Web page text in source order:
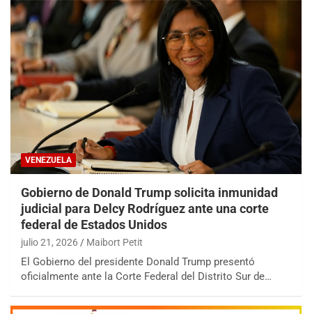
VENEZUELA
Gobierno de Donald Trump solicita inmunidad
judicial para Delcy Rodríguez ante una corte
federal de Estados Unidos
julio 21, 2026 Maibort Petit
El Gobierno del presidente Donald Trump presentó
oficialmente ante la Corte Federal del Distrito Sur de…